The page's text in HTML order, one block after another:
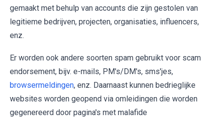
gemaakt met behulp van accounts die zijn gestolen van
legitieme bedrijven, projecten, organisaties, influencers,
enz.
Er worden ook andere soorten spam gebruikt voor scam
endorsement, bijv. e-mails, PM's/DM's, sms'jes,
browsermeldingen, enz. Daarnaast kunnen bedrieglijke
websites worden geopend via omleidingen die worden
gegenereerd door pagina's met malafide